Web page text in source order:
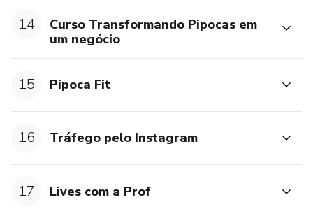
14
Curso Transformando Pipocas em
um negócio
15 Pipoca Fit
16 Tráfego pelo Instagram
17 Lives com a Prof